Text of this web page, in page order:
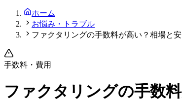
ホーム
お悩み・トラブル
ファクタリングの手数料が高い？相場と
手数料・費用
ファクタリングの手数